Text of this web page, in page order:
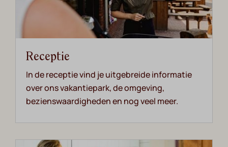
Receptie
In de receptie vind je uitgebreide informatie
over ons vakantiepark, de omgeving,
bezienswaardigheden en nog veel meer.